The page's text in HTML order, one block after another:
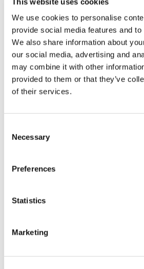
We use cookies to personalise
provide social media features and
We also share information about
our social media, advertising and
may combine it with other
provided to them or that they’ve
of their services.
Selection
Necessary
Preferences
Statistics
Marketing
Ponto de partida:Golden Tours Stop 1,
SW1W 9SR
localização do what3words:
Instruções para Bulleid Way:A
mais próxima é a Victoria Station. Saia
pela entrada da Buckingham Palace
plataformas do Gatwick Express. Vire à
semáforo e vire à esquerda. Caminhe
partirá da Victoria Coach Station.